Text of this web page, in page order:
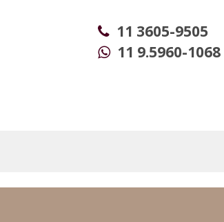
11 3605-9505
11 9.5960-1068